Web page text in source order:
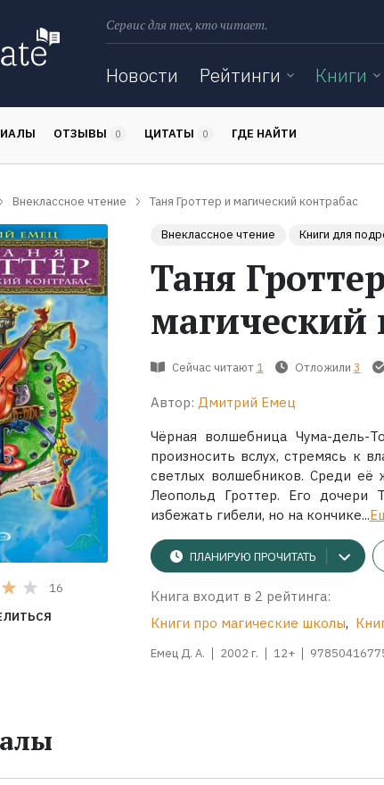
Сервис для тех, кто читает.
Новости Рейтинги Книги
ОТЗЫВЫ 0 ЦИТАТЫ 0 ГДЕ НАЙТИ
Внеклассное чтение Таня Гроттер и магический контрабас
16
Внеклассное чтение Книги для
Таня
магический
Сейчас читают 1 Отложили 3
Автор: Дмитрий Емец
Чёрная волшебница Чума-дель-
произносить вслух, стремясь к
светлых волшебников. Среди её
Леопольд Гроттер. Его дочери
избежать гибели, но на кончике...
ПЛАНИРУЮ ПРОЧИТАТЬ
Книга входит в 2 рейтинга:
Книги про магические школы,
Емец Д. А. 2002 г. 12+